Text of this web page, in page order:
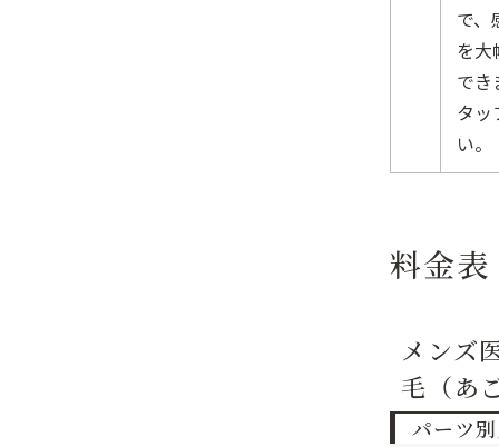
で、
を大
でき
タッ
い。
料金表
メンズ
毛（あ
パーツ